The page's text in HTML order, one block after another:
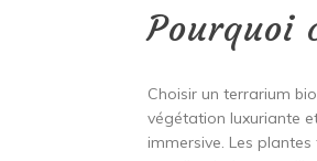
Choisir un terrarium
végétation luxuriante
immersive. Les